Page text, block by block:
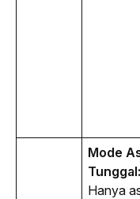
Mode
Hanya